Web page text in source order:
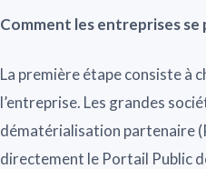
Comment les entreprises
La première étape consiste à
l’entreprise. Les grandes
dématérialisation partenaire
directement le Portail Public